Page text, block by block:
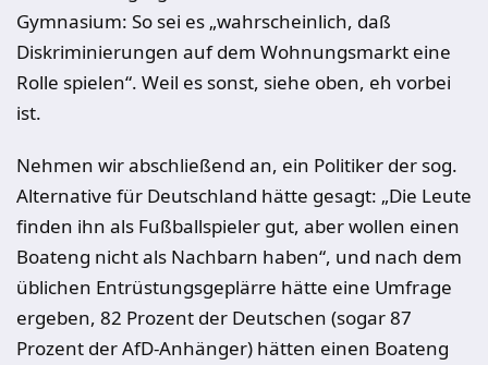
Gymnasium: So sei es „wahrscheinlich, daß
Diskriminierungen auf dem Wohnungsmarkt eine
Rolle spielen“. Weil es sonst, siehe oben, eh vorbei
ist.
Nehmen wir abschließend an, ein Politiker der sog.
Alternative für Deutschland hätte gesagt: „Die Leute
finden ihn als Fußballspieler gut, aber wollen einen
Boateng nicht als Nachbarn haben“, und nach dem
üblichen Entrüstungsgeplärre hätte eine Umfrage
ergeben, 82 Prozent der Deutschen (sogar 87
Prozent der AfD-Anhänger) hätten einen Boateng